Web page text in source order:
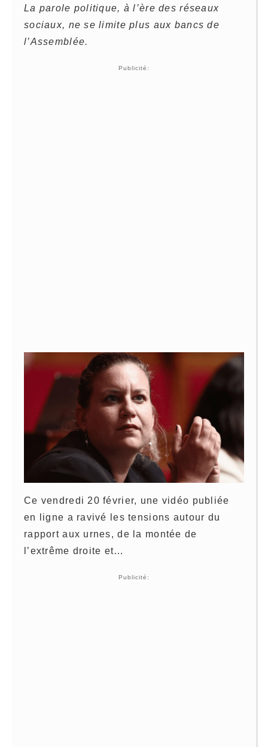
La parole politique, à l’ère des réseaux
sociaux, ne se limite plus aux bancs de
l’Assemblée.
Publicité:
Ce vendredi 20 février, une vidéo publiée
en ligne a ravivé les tensions autour du
rapport aux urnes, de la montée de
l’extrême droite et…
Publicité: